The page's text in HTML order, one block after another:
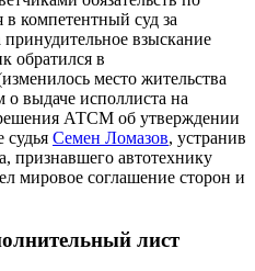
компетентный суд за
взыскание
обратился в
место жительства
о выдаче исполлиста на
АТСМ об утверждении
судья Семен Ломазов, устранив
признавшего автотехнику
мировое соглашение сторон и
лист